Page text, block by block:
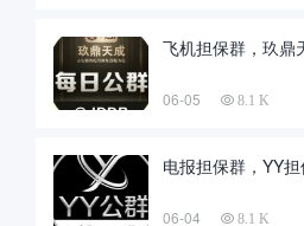
飞机担保群，玖鼎
06-05 8.1 K
电报担保群，YY
06-04 8.1 K